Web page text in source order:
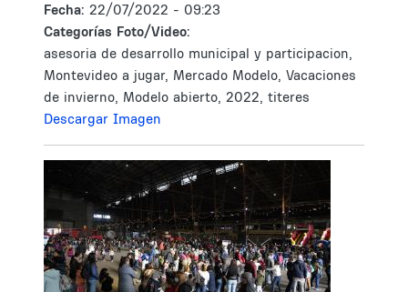
Fecha: 22/07/2022 - 09:23
Categorías Foto/Video:
asesoria de desarrollo municipal y participacion,
Montevideo a jugar, Mercado Modelo, Vacaciones
de invierno, Modelo abierto, 2022, titeres
Descargar Imagen